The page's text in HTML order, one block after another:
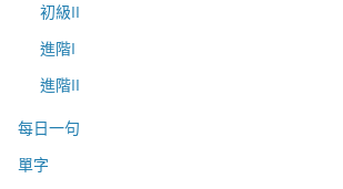
初級II
進階I
進階II
每日一句
單字